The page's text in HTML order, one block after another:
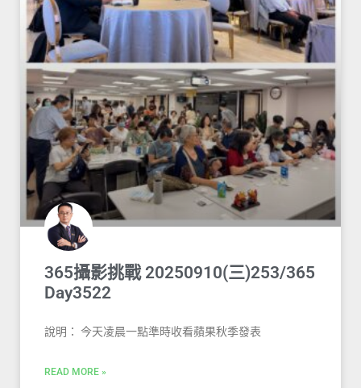
365攝影挑戰 20250910(三)253/365
Day3522
說明： 今天凌晨一點準時收看蘋果秋季發表
READ MORE »